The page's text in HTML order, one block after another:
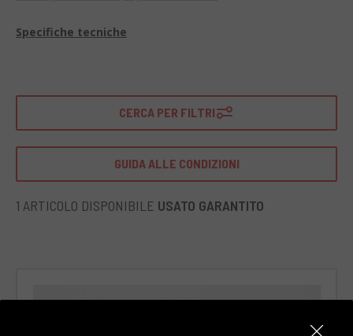
immagini dettagliate.
Bluetooth integrati. Include anche uno stabilizzatore
d'immagine avanzato per minimizzare il movimento della
fotocamera e un processore d'immagine DIGIC 8 per una
qualità d'immagine eccezionale.
Ideale per i fotografi in viaggio, la Canon PowerShot SX740
HS si adatta perfettamente alle vacanze, ai viaggi o alle
escursioni dove è importante avere una fotocamera
Specifiche tecniche
CERCA PER FILTRI
GUIDA ALLE CONDIZIONI
1 ARTICOLO DISPONIBILE USATO GARANTITO